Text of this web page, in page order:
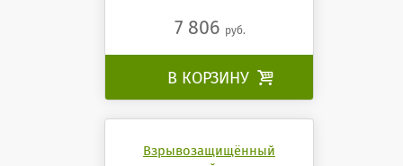
7 806 руб.
В КОРЗИНУ 
Взрывозащищённый